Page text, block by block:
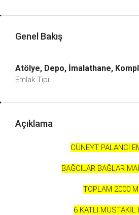
Genel Bakış
Atölye, Depo, İmalathane,
Emlak Tipi
Açıklama
CÜNEYT PALANCI
BAĞCILAR BAĞLAR
TOPLAM 2000
6 KATLI MÜSTAKİL